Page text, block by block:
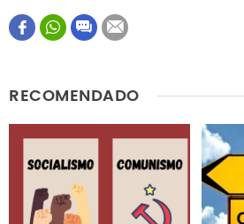
Este contenido contiene información
Otro
RECOMENDADO